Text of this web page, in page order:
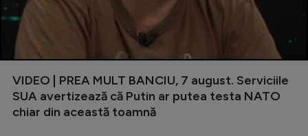
VIDEO | PREA MULT BANCIU, 7 august. Serviciile
SUA avertizează că Putin ar putea testa NATO
chiar din această toamnă